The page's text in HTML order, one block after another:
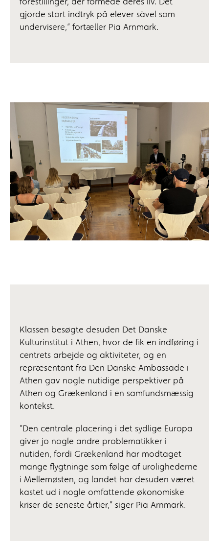
forestillinger, der formede deres liv. Det
gjorde stort indtryk på elever såvel som
undervisere,” fortæller Pia Arnmark.
Klassen besøgte desuden Det Danske
Kulturinstitut i Athen, hvor de fik en indføring i
centrets arbejde og aktiviteter, og en
repræsentant fra Den Danske Ambassade i
Athen gav nogle nutidige perspektiver på
Athen og Grækenland i en samfundsmæssig
kontekst.
”Den centrale placering i det sydlige Europa
giver jo nogle andre problematikker i
nutiden, fordi Grækenland har modtaget
mange flygtninge som følge af urolighederne
i Mellemøsten, og landet har desuden været
kastet ud i nogle omfattende økonomiske
kriser de seneste årtier,” siger Pia Arnmark.